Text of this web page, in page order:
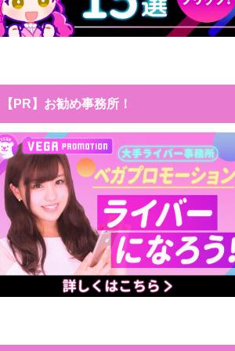
【PR】お勧め事務所！